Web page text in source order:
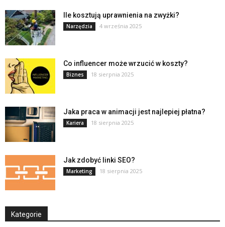
Ile kosztują uprawnienia na zwyżki?
Narzędzia 4 września 2025
Co influencer może wrzucić w koszty?
Biznes 18 sierpnia 2025
Jaka praca w animacji jest najlepiej płatna?
Kariera 18 sierpnia 2025
Jak zdobyć linki SEO?
Marketing 18 sierpnia 2025
Kategorie